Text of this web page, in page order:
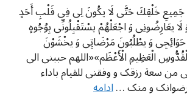
جَمِیعِ خَلْقِكَ حَتَّى لَا یكُونَ لِی فِی قَلْبِ أَحَدٍ
یعَارِضُونِی وَ اجْعَلْهُمْ یسْتَقْبِلُونِّی بِوُجُوهٍ
وَ یطْلُبُونَ مَرْضَاتِِی وَ یخْشَوْنَ
الْعَظِیمِ الْأَعْظَم»«اللهم حببنی الی
سعة رزقک و وفقنی للقیام باداء
و منک …ادامه